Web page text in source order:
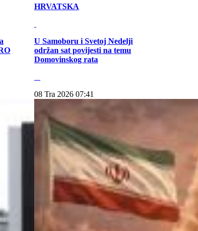
HRVATSKA
U Samoboru i Svetoj Nedelji
održan sat povijesti na temu
Domovinskog rata
08 Tra 2026 07:41